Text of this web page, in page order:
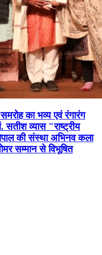
का भव्य एवं रंगारंग
व्यास "राष्ट्रीय
की संस्था अभिनव कला
सम्मान से विभूषित